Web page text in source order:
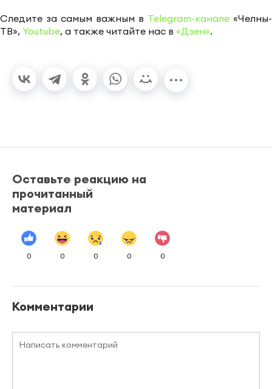
Следите за самым важным в Telegram-канале «Челны-
ТВ», Youtube, а также читайте нас в «Дзен».
Оставьте реакцию на
прочитанный
материал
0 0 0 0 0
Комментарии